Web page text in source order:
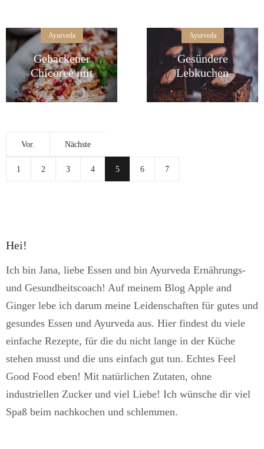
Ayurveda
Gebackener
Chicoreé mit
Ziegenkäse-
Granatapfel-
Ayurveda
Gesündere
Lebkuchen
Brownies mit
Süßkartoffel
Vor. Nächste
1 2 3 4 5 6 7
Hei!
Ich bin Jana, liebe Essen und bin Ayurveda Ernährungs-
und Gesundheitscoach! Auf meinem Blog Apple and
Ginger lebe ich darum meine Leidenschaften für gutes und
gesundes Essen und Ayurveda aus. Hier findest du viele
einfache Rezepte, für die du nicht lange in der Küche
stehen musst und die uns einfach gut tun. Echtes Feel
Good Food eben! Mit natürlichen Zutaten, ohne
industriellen Zucker und viel Liebe! Ich wünsche dir viel
Spaß beim nachkochen und schlemmen.